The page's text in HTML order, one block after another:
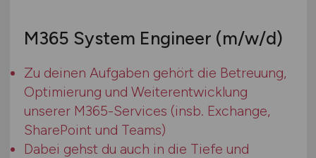
M365 System Engineer (m/w/d)
Zu deinen Aufgaben gehört die Betreuung,
Optimierung und Weiterentwicklung
unserer M365-Services (insb. Exchange,
SharePoint und Teams)
Dabei gehst du auch in die Tiefe und